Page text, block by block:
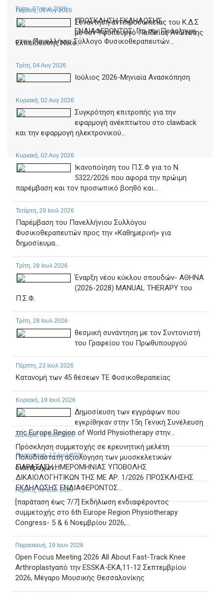
Πέμπτη, 06 Αυγ 2026
Συνάντηση αντιπροσωπείας του Κ.Δ.Σ
με τον Υφυπουργό Παιδείας Ανώτατης
Εκπαίδευσης Νίκο...
Τρίτη, 04 Αυγ 2026
Ιούλιος 2026-Μηνιαία Ανασκόπηση
Κυριακή, 02 Αυγ 2026
Συγκρότηση επιτροπής για την
εφαρμογή ανέκπτωτου στο clawback
και την εφαρμογή ηλεκτρονικού...
Κυριακή, 02 Αυγ 2026
Ικανοποίηση του Π.Σ.Φ για το Ν.
5322/2026 που αφορά την πρώιμη
παρέμβαση και τον προσωπικό βοηθό και...
Τετάρτη, 29 Ιουλ 2026
Παρέμβαση του Πανελλήνιου Συλλόγου
Φυσικοθεραπευτών προς την «Καθημερινή» για
δημοσίευμα...
Τρίτη, 28 Ιουλ 2026
Έναρξη νέου κύκλου σπουδών- ΑΘΗΝΑ
(2026-2028) MANUAL THERAPY του
Π.Σ.Φ.
Τρίτη, 28 Ιουλ 2026
θεσμική συνάντηση με τον Συντονιστή
του Γραφείου του Πρωθυπουργού
Πέμπτη, 23 Ιουλ 2026
Κατανομή των 45 θέσεων ΤΕ Φυσικοθεραπείας
Κυριακή, 19 Ιουλ 2026
Δημοσίευση των εγγράφων που
εγκρίθηκαν στην 15η Γενική Συνέλευση
της Europe Region of World Physiotherapy στην...
Παρασκευή, 17 Ιουλ 2026
ΠΑΡΑΤΑΣΗ ΗΜΕΡΟΜΗΝΙΑΣ ΥΠΟΒΟΛΗΣ
ΔΙΚΑΙΟΛΟΓΗΤΙΚΩΝ ΤΗΣ ΜΕ ΑΡ. 1/2026 ΠΡΟΣΚΛΗΣΗΣ
ΕΚΔΗΛΩΣΗΣ ΕΝΔΙΑΦΕΡΟΝΤΟΣ...
Τρίτη, 07 Ιουλ 2026
ΠΡΟΣΚΛΗΣΗ ΕΚΔΗΛΩΣΗΣ
ΕΝΔΙΑΦΕΡΟΝΤΟΣ: Για την Πρόσληψη
στον Πανελλήνιο Σύλλογο Φυσικοθεραπευτών...
Δευτέρα, 06 Ιουλ 2026
Πρόσκληση συμμετοχής σε ερευνητική μελέτη
Πολυδιάστατη αξιολόγηση των μυοσκελετικών
διαταραχών...
Πέμπτη, 02 Ιουλ 2026
[παράταση έως 7/7] Εκδήλωση ενδιαφέροντος
συμμετοχής στο 6th Europe Region Physiotherapy
Congress- 5 & 6 Νοεμβρίου 2026,...
Παρασκευή, 19 Ιουν 2026
Open Focus Meeting 2026 All About Fast-Track Knee
Arthroplastyαπό την ESSKA-EKA,11-12 Σεπτεμβρίου
2026, Μέγαρο Μουσικής Θεσσαλονίκης